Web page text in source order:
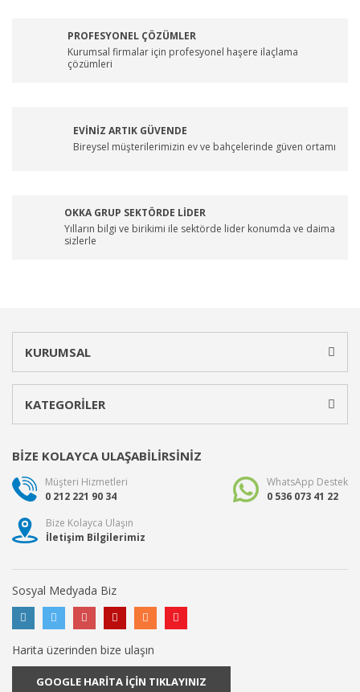
PROFESYONEL ÇÖZÜMLER
Kurumsal firmalar için profesyonel haşere ilaçlama
çözümleri
EVİNİZ ARTIK GÜVENDE
Bireysel müşterilerimizin ev ve bahçelerinde güven ortamı
OKKA GRUP SEKTÖRDE LİDER
Yılların bilgi ve birikimi ile sektörde lider konumda ve daima
sizlerle
KURUMSAL
KATEGORİLER
BİZE KOLAYCA ULAŞABİLİRSİNİZ
Müşteri Hizmetleri
0 212 221 90 34
WhatsApp Destek
0 536 073 41 22
Bize Kolayca Ulaşın
İletişim Bilgilerimiz
Sosyal Medyada Biz
Harita üzerinden bize ulaşın
GOOGLE HARİTA İÇİN TIKLAYINIZ